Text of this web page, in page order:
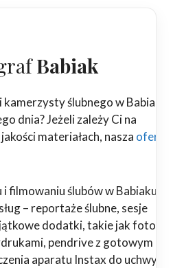
Babiak
ślubnego w Babiaku,
dnia? Jeżeli zależy Ci na
materiałach, nasza oferta
ślubów w Babiaku i
– reportaże ślubne, sesje
dodatki, takie jak
pendrive z gotowym
aparatu Instax do uchwycenia